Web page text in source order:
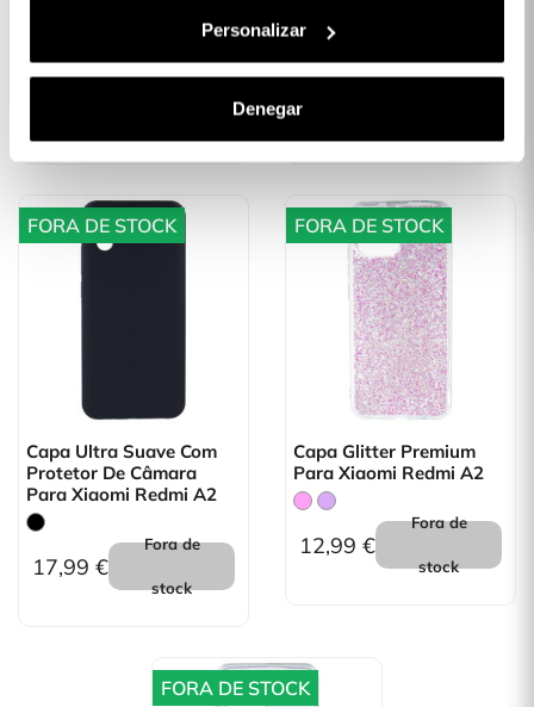
Personalizar
Denegar
Para Xiaomi Redmi A2
Para Xiaomi Redmi A2
17,99 €
Fora de
Capa Ultra Suave Com
Protetor De Câmara
Para Xiaomi Redmi A2
17,99 €
Fora de
stock
FORA DE STOCK
Capa Glitter Premium
Para Xiaomi Redmi A2
12,99 €
Fora de
stock
FORA DE STOCK
FORA DE STOCK